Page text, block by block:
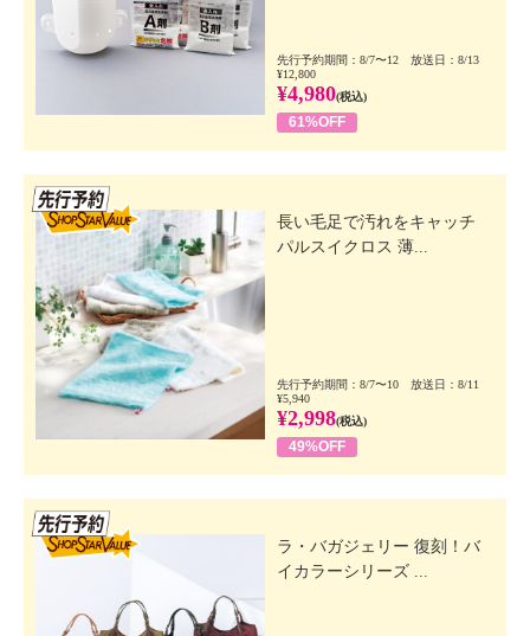
先行予約期間：8/7〜12 放送日：8/13
¥12,800
¥4,980(税込)
61%OFF
長い毛足で汚れをキャッチ
パルスイクロス 薄...
先行予約期間：8/7〜10 放送日：8/11
¥5,940
¥2,998(税込)
49%OFF
ラ・バガジェリー 復刻！バ
イカラーシリーズ ...